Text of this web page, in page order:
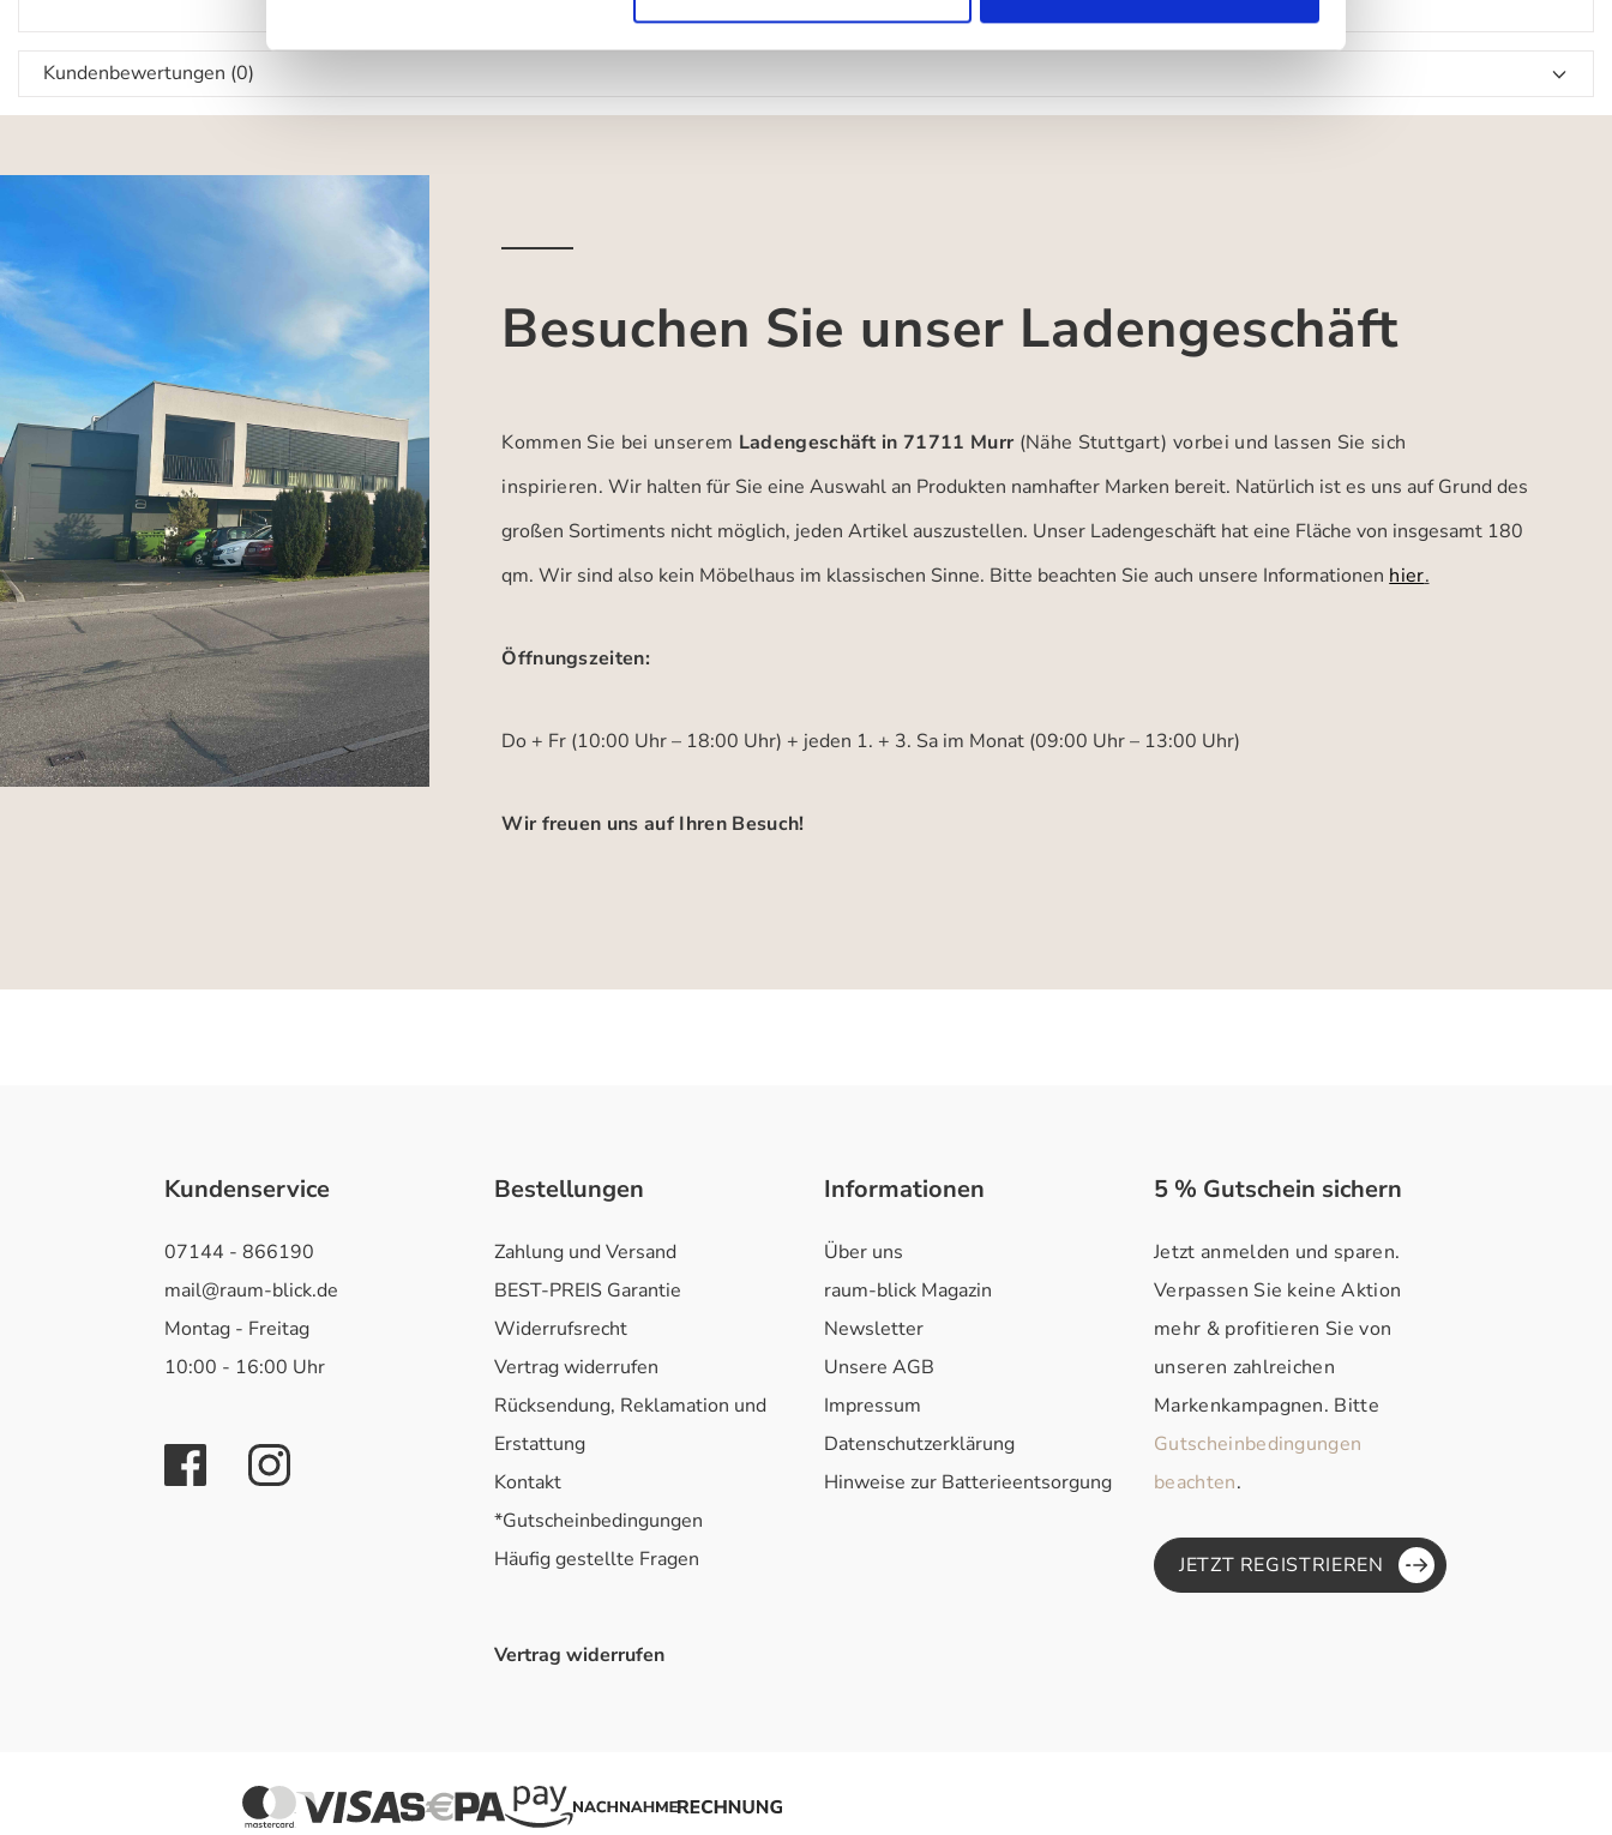
Kundenbewertungen (0)
Besuchen Sie unser Ladengeschäft
Kommen Sie bei unserem Ladengeschäft in 71711 Murr (Nähe Stuttgart) vorbei und lassen Sie sich
inspirieren.Wir halten für Sie eine Auswahl an Produkten namhafter Marken bereit. Natürlich ist es uns auf Grund des
großen Sortiments nicht möglich, jeden Artikel auszustellen. Unser Ladengeschäft hat eine Fläche von insgesamt 180
qm. Wir sind also kein Möbelhaus im klassischen Sinne. Bitte beachten Sie auch unsere Informationen hier.
Öffnungszeiten:
Do + Fr (10:00 Uhr – 18:00 Uhr) + jeden 1. + 3. Sa im Monat (09:00 Uhr – 13:00 Uhr)
Wir freuen uns auf Ihren Besuch!
Kundenservice
07144 - 866190
mail@raum-blick.de
Montag - Freitag
10:00 - 16:00 Uhr
Bestellungen
Zahlung und Versand
BEST-PREIS Garantie
Widerrufsrecht
Vertrag widerrufen
Rücksendung, Reklamation und
Erstattung
Kontakt
*Gutscheinbedingungen
Häufig gestellte Fragen
Vertrag widerrufen
Informationen
Über uns
raum-blick Magazin
Newsletter
Unsere AGB
Impressum
Datenschutzerklärung
Hinweise zur Batterieentsorgung
5 % Gutschein sichern
Jetzt anmelden und sparen.
Verpassen Sie keine Aktion
mehr & profitieren Sie von
unseren zahlreichen
Markenkampagnen. Bitte
Gutscheinbedingungen
beachten.
JETZT REGISTRIEREN